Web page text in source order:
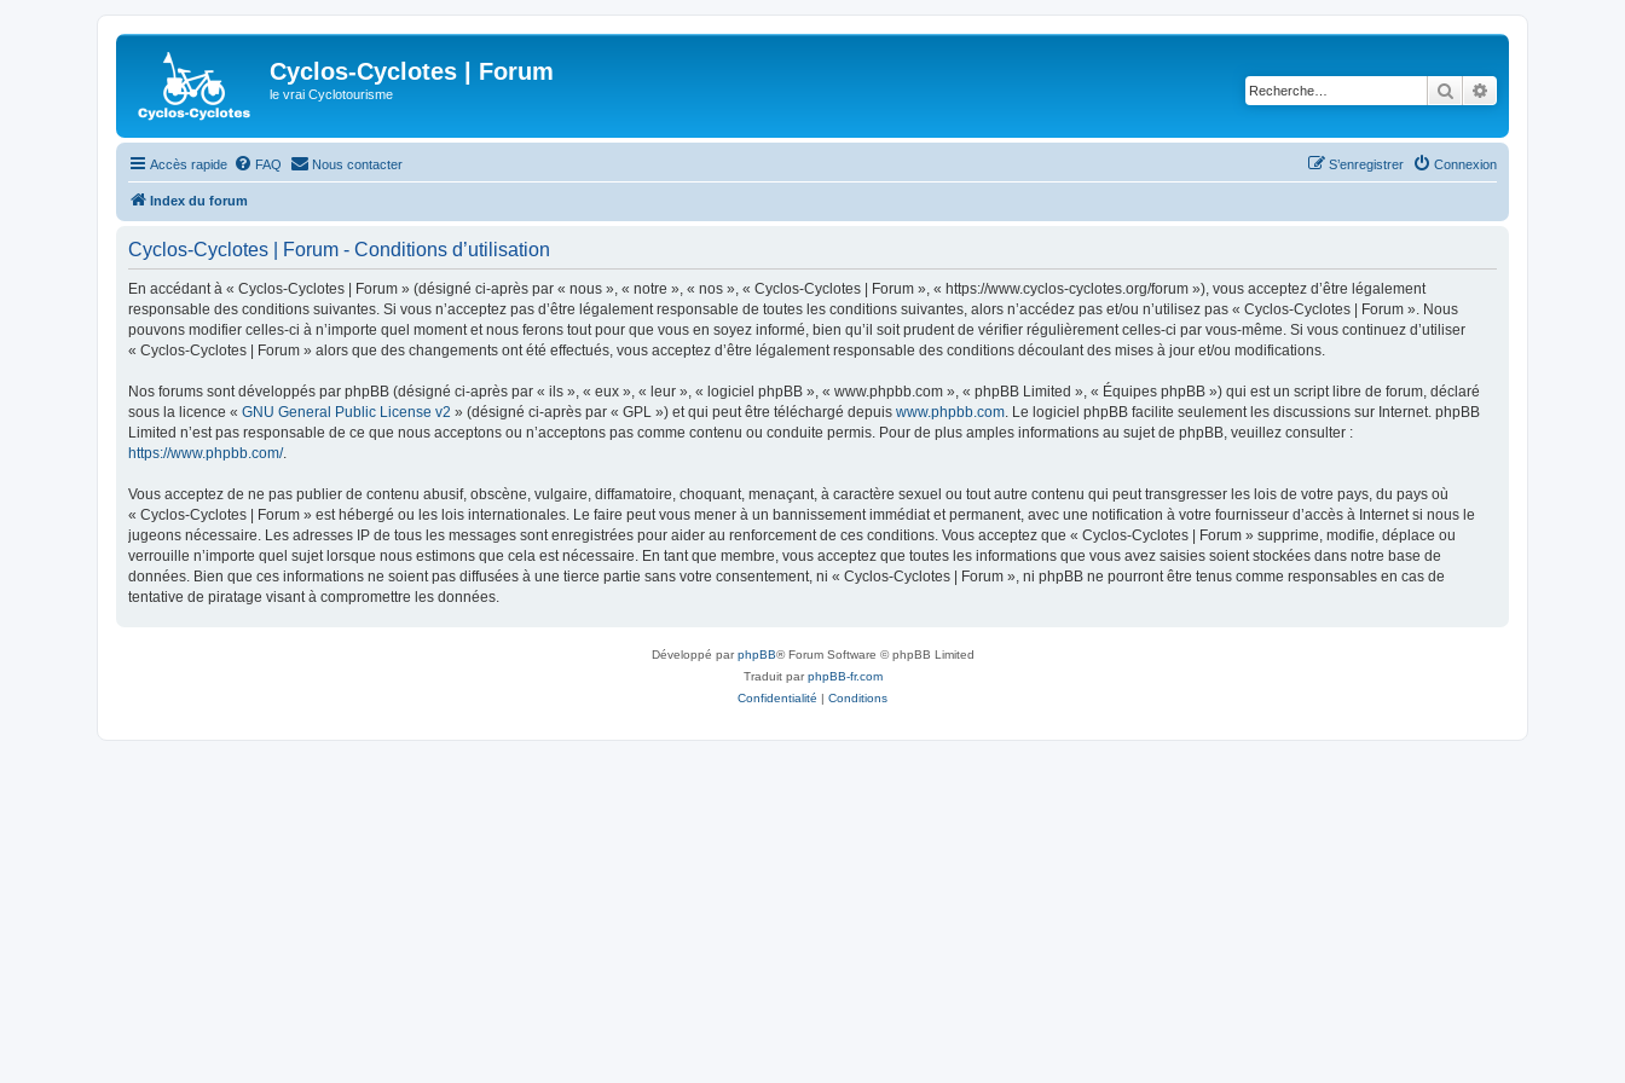
Cyclos-Cyclotes | Forum
le vrai Cyclotourisme Rechercher
Accès rapide FAQ Nous contacter Connexion
S’enregistrer
Index du forum
Cyclos-Cyclotes | Forum - Conditions d’utilisation
En accédant à « Cyclos-Cyclotes | Forum » (désigné ci-après par « nous », « notre », « nos », « Cyclos-Cyclotes | Forum », « https://www.cyclos-cyclotes.org/forum »), vous acceptez d’être légalement
responsable des conditions suivantes. Si vous n’acceptez pas d’être légalement responsable de toutes les conditions suivantes, alors n’accédez pas et/ou n’utilisez pas « Cyclos-Cyclotes | Forum ». Nous
pouvons modifier celles-ci à n’importe quel moment et nous ferons tout pour que vous en soyez informé, bien qu’il soit prudent de vérifier régulièrement celles-ci par vous-même. Si vous continuez d’utiliser
« Cyclos-Cyclotes | Forum » alors que des changements ont été effectués, vous acceptez d’être légalement responsable des conditions découlant des mises à jour et/ou modifications.
Nos forums sont développés par phpBB (désigné ci-après par « ils », « eux », « leur », « logiciel phpBB », « www.phpbb.com », « phpBB Limited », « Équipes phpBB ») qui est un script libre de forum, déclaré
sous la licence « GNU General Public License v2 » (désigné ci-après par « GPL ») et qui peut être téléchargé depuis www.phpbb.com. Le logiciel phpBB facilite seulement les discussions sur Internet. phpBB
Limited n’est pas responsable de ce que nous acceptons ou n’acceptons pas comme contenu ou conduite permis. Pour de plus amples informations au sujet de phpBB, veuillez consulter :
https://www.phpbb.com/.
Vous acceptez de ne pas publier de contenu abusif, obscène, vulgaire, diffamatoire, choquant, menaçant, à caractère sexuel ou tout autre contenu qui peut transgresser les lois de votre pays, du pays où
« Cyclos-Cyclotes | Forum » est hébergé ou les lois internationales. Le faire peut vous mener à un bannissement immédiat et permanent, avec une notification à votre fournisseur d’accès à Internet si nous le
jugeons nécessaire. Les adresses IP de tous les messages sont enregistrées pour aider au renforcement de ces conditions. Vous acceptez que « Cyclos-Cyclotes | Forum » supprime, modifie, déplace ou
verrouille n’importe quel sujet lorsque nous estimons que cela est nécessaire. En tant que membre, vous acceptez que toutes les informations que vous avez saisies soient stockées dans notre base de
données. Bien que ces informations ne soient pas diffusées à une tierce partie sans votre consentement, ni « Cyclos-Cyclotes | Forum », ni phpBB ne pourront être tenus comme responsables en cas de
tentative de piratage visant à compromettre les données.
Développé parphpBB® Forum Software © phpBB Limited
Traduit parphpBB-fr.com
Confidentialité | Conditions